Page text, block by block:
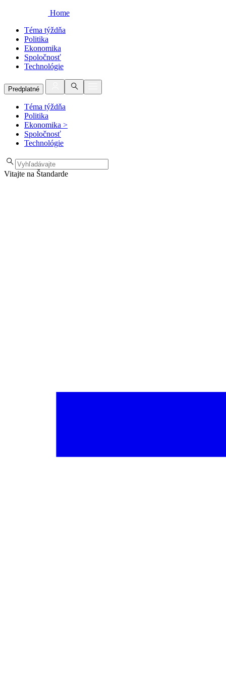
Home
Téma týždňa
Politika
Ekonomika
Spoločnosť
Technológie
Predplatné
Téma týždňa
Politika
Ekonomika >
Spoločnosť
Technológie
Vitajte na Štandarde